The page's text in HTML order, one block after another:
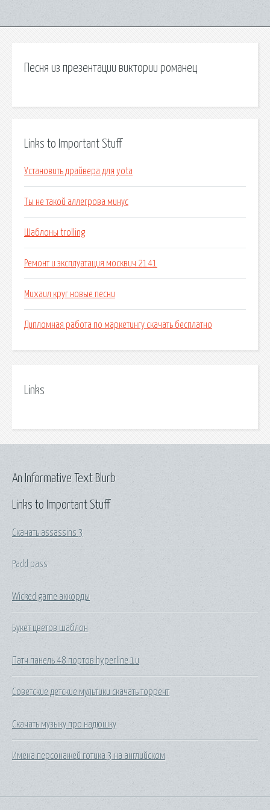
Песня из презентации виктории романец
Links to Important Stuff
Установить драйвера для yota
Ты не такой аллегрова минус
Шаблоны trolling
Ремонт и эксплуатация москвич 2141
Михаил круг новые песни
Дипломная работа по маркетингу скачать бесплатно
Links
Links to Important Stuff
Скачать assassins 3
Padd pass
Wicked game аккорды
Букет цветов шаблон
Патч панель 48 портов hyperline 1u
Советские детские мультики скачать торрент
Скачать музыку про надюшку
Имена персонажей готика 3 на английском
An Informative Text Blurb